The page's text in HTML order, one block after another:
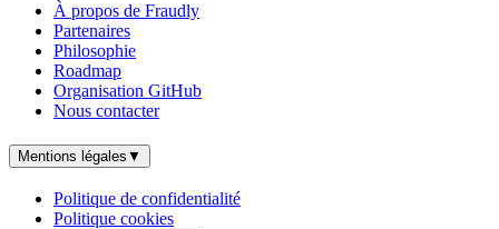
À propos de Fraudly
Partenaires
Philosophie
Roadmap
Organisation GitHub
Nous contacter
Mentions légales ▼
Politique de confidentialité
Politique cookies